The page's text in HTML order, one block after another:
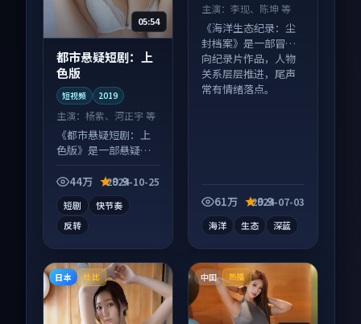
05:54
都市悬疑短剧：上
色版
短视频 2019
主演： 杨紫、河正宇 等
《都市悬疑短剧：上
色版》是一部悬疑向
论度高，适合配弹幕
44万 9.9
2024-10-25
短剧
快节奏
反转
主演：李现、陈坤 等
《海洋生态纪录：尘
封档案》是一部冒险
向纪录片作品，人物
关系层层推进，尾声
常有情绪落点。
61万 9.9
2024-07-03
海洋 生态 深蓝
日本 杜比 中国 热播